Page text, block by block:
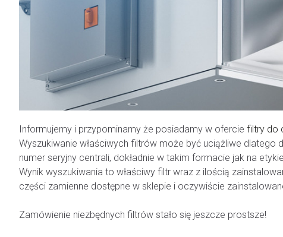
Informujemy i przypominamy że posiadamy w ofercie filtry do
Wyszukiwanie właściwych filtrów może być uciążliwe dlatego
numer seryjny centrali, dokładnie w takim formacie jak na
Wynik wyszukiwania to właściwy filtr wraz z ilością
części zamienne dostępne w sklepie i oczywiście
Zamówienie niezbędnych filtrów stało się jeszcze prostsze!